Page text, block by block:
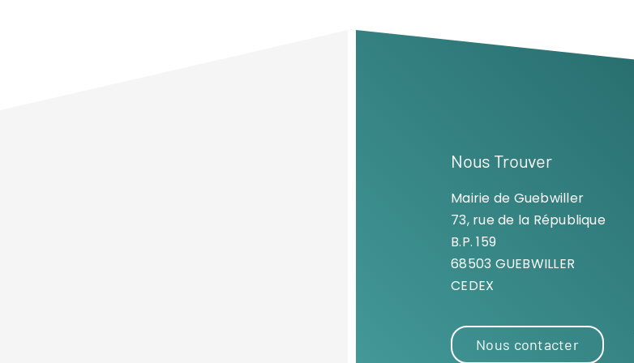
Nous Trouver
Mairie de Guebwiller
73, rue de la République
B.P. 159
68503 GUEBWILLER
CEDEX
Nous contacter